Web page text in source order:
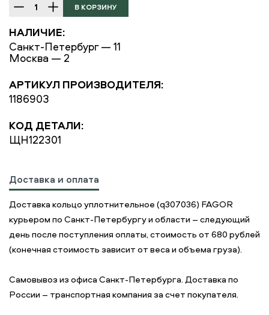
НАЛИЧИЕ:
Санкт-Петербург — 11
Москва — 2
АРТИКУЛ ПРОИЗВОДИТЕЛЯ:
1186903
КОД ДЕТАЛИ:
ЩН122301
Доставка и оплата
Доставка кольцо уплотнительное (q307036) FAGOR
курьером по Санкт-Петербургу и области – следующий
день после поступления оплаты, стоимость от 680 рублей
(конечная стоимость зависит от веса и объема груза).
Самовывоз из офиса Санкт-Петербурга. Доставка по
России – транспортная компания за счет покупателя.